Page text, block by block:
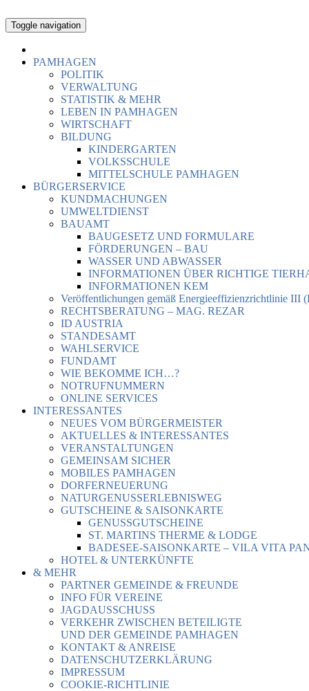
Toggle navigation
PAMHAGEN
POLITIK
VERWALTUNG
STATISTIK & MEHR
LEBEN IN PAMHAGEN
WIRTSCHAFT
BILDUNG
KINDERGARTEN
VOLKSSCHULE
MITTELSCHULE PAMHAGEN
BÜRGERSERVICE
KUNDMACHUNGEN
UMWELTDIENST
BAUAMT
BAUGESETZ UND FORMULARE
FÖRDERUNGEN – BAU
WASSER UND ABWASSER
INFORMATIONEN ÜBER RICHTIGE
INFORMATIONEN KEM
Veröffentlichungen gemäß Energieeffizienzrichtlinie III
RECHTSBERATUNG – MAG. REZAR
ID AUSTRIA
STANDESAMT
WAHLSERVICE
FUNDAMT
WIE BEKOMME ICH…?
NOTRUFNUMMERN
ONLINE SERVICES
INTERESSANTES
NEUES VOM BÜRGERMEISTER
AKTUELLES & INTERESSANTES
VERANSTALTUNGEN
GEMEINSAM SICHER
MOBILES PAMHAGEN
DORFERNEUERUNG
NATURGENUSSERLEBNISWEG
GUTSCHEINE & SAISONKARTE
GENUSSGUTSCHEINE
ST. MARTINS THERME & LODGE
BADESEE-SAISONKARTE – VILA VITA
HOTEL & UNTERKÜNFTE
& MEHR
PARTNER GEMEINDE & FREUNDE
INFO FÜR VEREINE
JAGDAUSSCHUSS
VERKEHR ZWISCHEN BETEILIGTE
UND DER GEMEINDE PAMHAGEN
KONTAKT & ANREISE
DATENSCHUTZERKLÄRUNG
IMPRESSUM
COOKIE-RICHTLINIE